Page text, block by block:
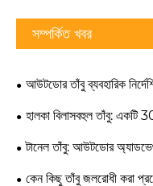
সম্পর্কিত খবর
আউটডোর তাঁবু ব্যবহারিক
ক্ষেত্রের সিদ্ধান্ত
হালকা বিলাসবহুল তাঁবু:
স্থায়িত্বের সাথে গ্ল্যাম্পিং
টানেল তাঁবু: আউটডোর
কেন কিছু তাঁবু জলরোধী করা